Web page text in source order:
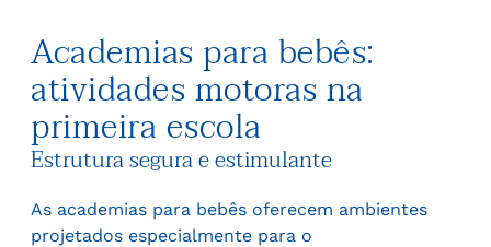
Academias para bebês:
atividades motoras na
primeira escola
Estrutura segura e estimulante
As academias para bebês oferecem ambientes
projetados especialmente para o